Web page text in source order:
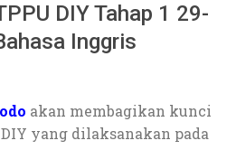
DIY Tahap 1 29-
Inggris
akan membagikan kunci
yang dilaksanakan pada